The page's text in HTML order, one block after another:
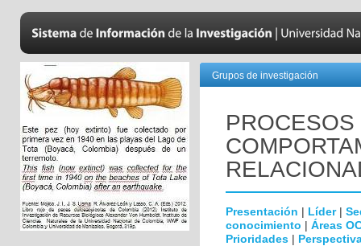
Grupos de investigación
Presentación | Líder|
conocimiento | Áreas
Prioridades |